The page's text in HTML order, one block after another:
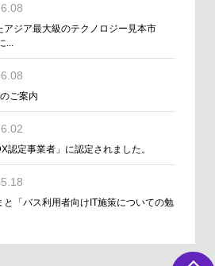
アジア最大級のテクノロジー見本市
ご案内
認定事業者」に認定されました。
「バス利用者向けIT施策についての勉